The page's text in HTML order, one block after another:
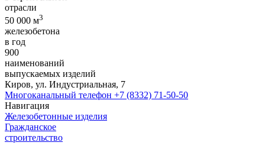
отрасли
50 000 м3
железобетона
в год
900
наименований
выпускаемых изделий
Киров, ул. Индустриальная, 7
Многоканальный телефон +7 (8332) 71-50-50
Навигация
Железобетонные изделия
Гражданское
строительство